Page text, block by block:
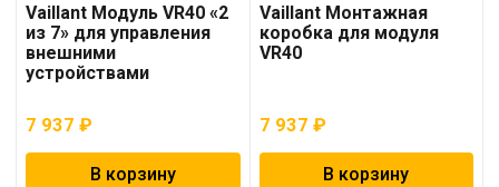
Vaillant Модуль VR40 «2
из 7» для управления
внешними
устройствами
7 937 ₽
В корзину
Vaillant Монтажная
коробка для модуля
VR40
7 937 ₽
В корзину